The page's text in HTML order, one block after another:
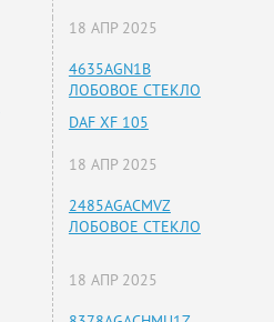
18 АПР 2025
4635AGN1B
ЛОБОВОЕ СТЕКЛО
DAF XF 105
18 АПР 2025
2485AGACMVZ
ЛОБОВОЕ СТЕКЛО
18 АПР 2025